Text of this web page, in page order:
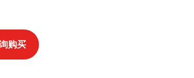
购买